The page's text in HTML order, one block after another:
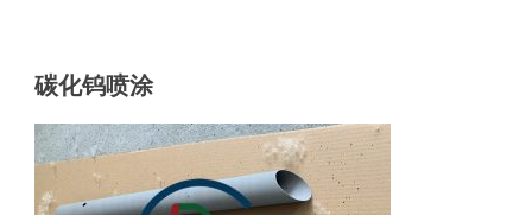
碳化钨喷涂